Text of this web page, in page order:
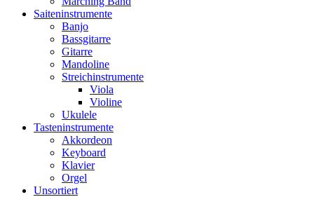
Saiteninstrumente
Banjo
Bassgitarre
Gitarre
Mandoline
Streichinstrumente
Viola
Violine
Ukulele
Tasteninstrumente
Akkordeon
Keyboard
Klavier
Orgel
Unsortiert